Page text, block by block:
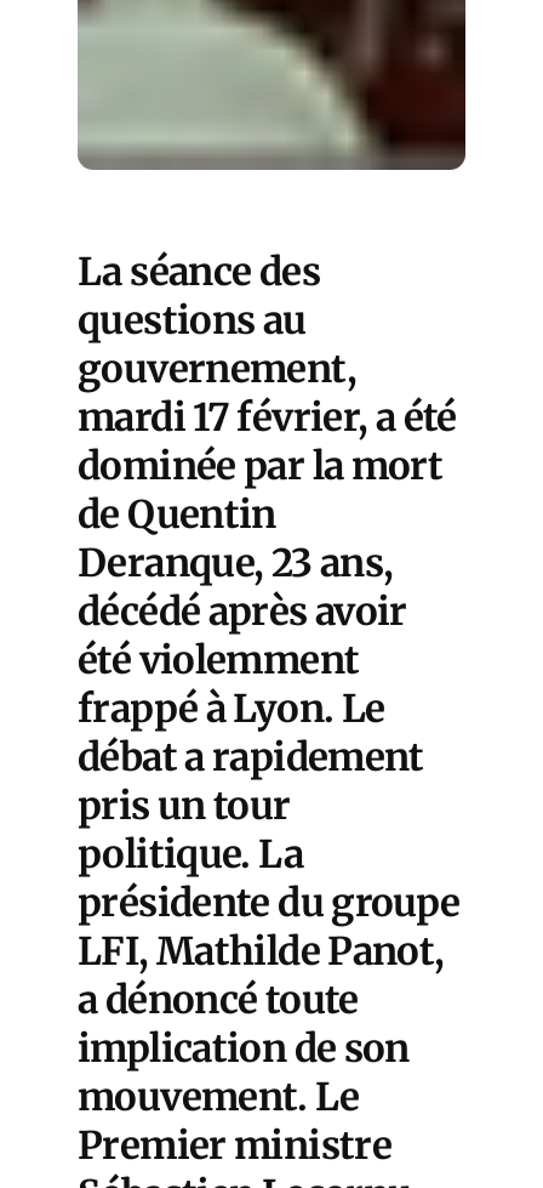
La séance des
questions au
gouvernement,
mardi 17 février, a été
dominée par la mort
de Quentin
Deranque, 23 ans,
décédé après avoir
été violemment
frappé à Lyon. Le
débat a rapidement
pris un tour
politique. La
présidente du groupe
LFI, Mathilde Panot,
a dénoncé toute
implication de son
mouvement. Le
Premier ministre